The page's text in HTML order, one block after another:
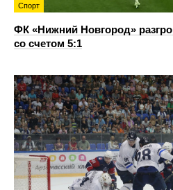
Спорт
ФК «Нижний Новгород»
со счетом 5:1